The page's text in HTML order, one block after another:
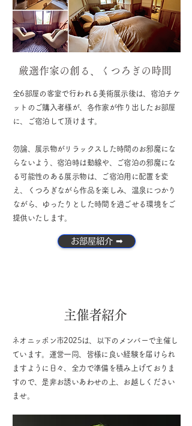
​厳選作家の創る、くつろぎの時間
全6部屋の客室で行われる美術展示後は、宿泊チケ
ットのご購入者様が、各作家が作り出したお部屋
に、ご宿泊して頂けます。
勿論、展示物がリラックスした時間のお邪魔にな
らないよう、宿泊時は動線や、ご宿泊の邪魔にな
る可能性のある展示物は、ご宿泊用に配置を変
え、くつろぎながら作品を楽しみ、温泉につかり
ながら、ゆったりとした時間を過ごせる環境をご
提供いたします。
お部屋紹介 ➡
主催者紹介
ネオニッポン市2025は、以下のメンバーで主催し
ています。運営一同、皆様に良い経験を届けられ
ますように日々、全力で準備を積み上げておりま
すので、是非お誘いあわせの上、お越しください
ませ。